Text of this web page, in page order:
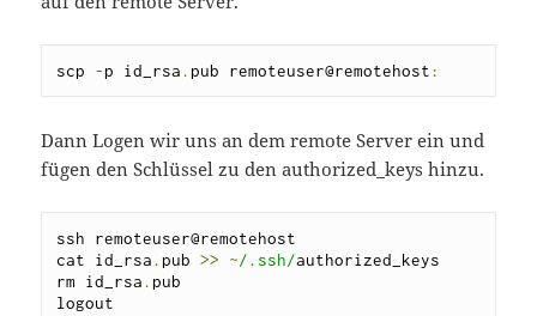
scp -p id_rsa .pub remoteuser@remotehost:
Dann Logen wir uns an dem remote Server ein und
fügen den Schlüssel zu den authorized_keys hinzu.
ssh remoteuser@remotehost
cat id_rsa .pub >> ~/.ssh/authorized_keys
rm id_rsa .pub
logout